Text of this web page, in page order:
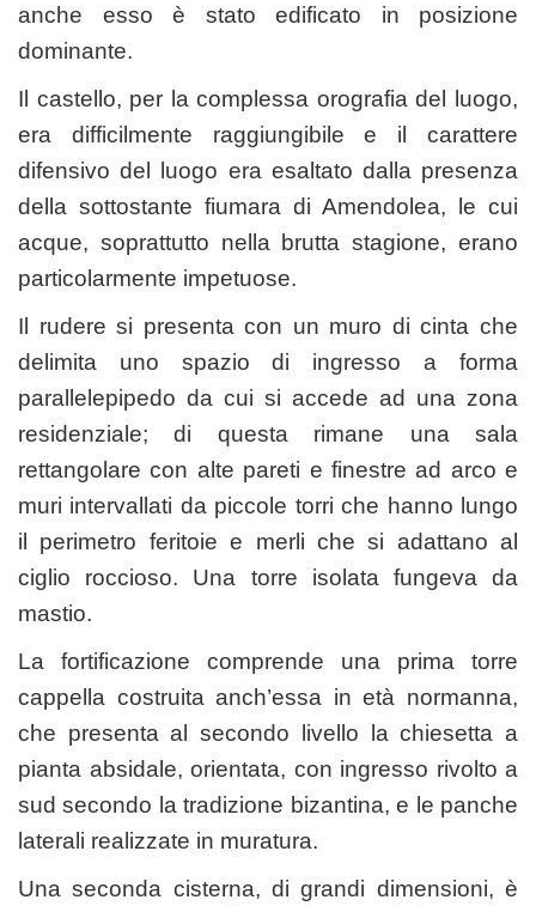
anche esso è stato edificato in posizione
dominante.
Il castello, per la complessa orografia del luogo,
era difficilmente raggiungibile e il carattere
difensivo del luogo era esaltato dalla presenza
della sottostante fiumara di Amendolea, le cui
acque, soprattutto nella brutta stagione, erano
particolarmente impetuose.
Il rudere si presenta con un muro di cinta che
delimita uno spazio di ingresso a forma
parallelepipedo da cui si accede ad una zona
residenziale; di questa rimane una sala
rettangolare con alte pareti e finestre ad arco e
muri intervallati da piccole torri che hanno lungo
il perimetro feritoie e merli che si adattano al
ciglio roccioso. Una torre isolata fungeva da
mastio.
La fortificazione comprende una prima torre
cappella costruita anch’essa in età normanna,
che presenta al secondo livello la chiesetta a
pianta absidale, orientata, con ingresso rivolto a
sud secondo la tradizione bizantina, e le panche
laterali realizzate in muratura.
Una seconda cisterna, di grandi dimensioni, è